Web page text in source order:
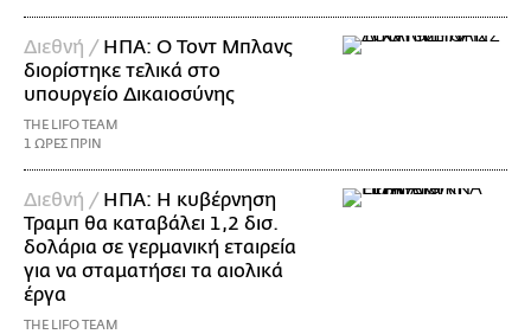
Διεθνή / ΗΠΑ: Ο Τοντ Μπλανς
διορίστηκε τελικά στο
υπουργείο Δικαιοσύνης
THE LIFO TEAM
1 ΩΡΕΣ ΠΡΙΝ
Διεθνή / ΗΠΑ: Η κυβέρνηση
Τραμπ θα καταβάλει 1,2 δισ.
δολάρια σε γερμανική εταιρεία
για να σταματήσει τα αιολικά
έργα
THE LIFO TEAM